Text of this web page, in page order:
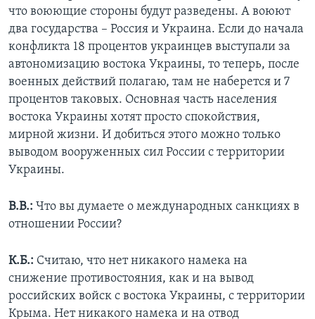
что воюющие стороны будут разведены. А воюют
два государства – Россия и Украина. Если до начала
конфликта 18 процентов украинцев выступали за
автономизацию востока Украины, то теперь, после
военных действий полагаю, там не наберется и 7
процентов таковых. Основная часть населения
востока Украины хотят просто спокойствия,
мирной жизни. И добиться этого можно только
выводом вооруженных сил России с территории
Украины.
В.В.: Что вы думаете о международных санкциях в
отношении России?
К.Б.: Считаю, что нет никакого намека на
снижение противостояния, как и на вывод
российских войск с востока Украины, с территории
Крыма. Нет никакого намека и на отвод